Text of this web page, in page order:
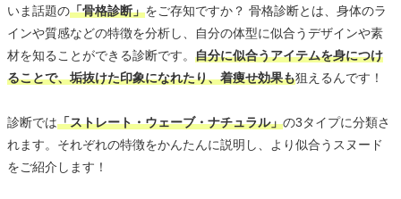
いま話題の「骨格診断」をご存知ですか？ 骨格診断とは、身体のラ
インや質感などの特徴を分析し、自分の体型に似合うデザインや素
材を知ることができる診断です。 自分に似合うアイテムを身につけ
ることで、垢抜けた印象になれたり、着痩せ効果も狙えるんです！
診断では「ストレート・ウェーブ・ナチュラル」の3タイプに分類さ
れます。それぞれの特徴をかんたんに説明し、より似合うスヌード
をご紹介します！